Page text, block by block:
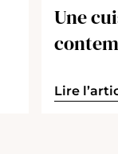
Une
Lire